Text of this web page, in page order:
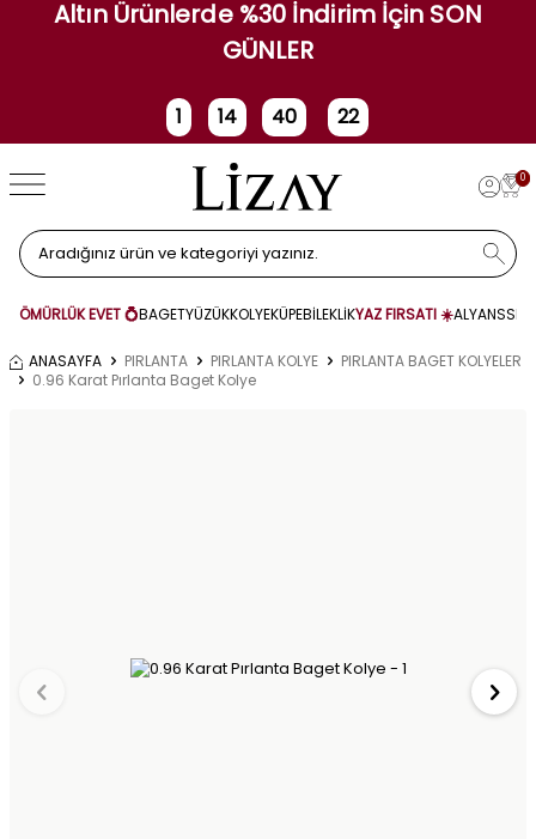
Altın Ürünlerde %30 İndirim İçin SON
GÜNLER
1
Gün
14
Saat
40 22
0
ÖMÜRLÜK EVET 💍BAGETYÜZÜKKOLYEKÜPEBİLEKLİKYAZ FIRSATI ☀️ALYANS
ANASAYFA PIRLANTA PIRLANTA KOLYE
PIRLANTA BAGET KOLYELER
0.96 Karat Pırlanta Baget Kolye